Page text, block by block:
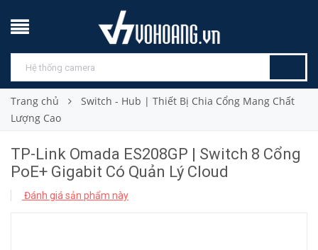
Trang chủ
Switch - Hub | Thiết Bị Chia Cổng Mang Chất
Lượng Cao
TP-Link Omada ES208GP | Switch 8 Cổng
PoE+ Gigabit Có Quản Lý Cloud
Đánh giá sản phẩm này